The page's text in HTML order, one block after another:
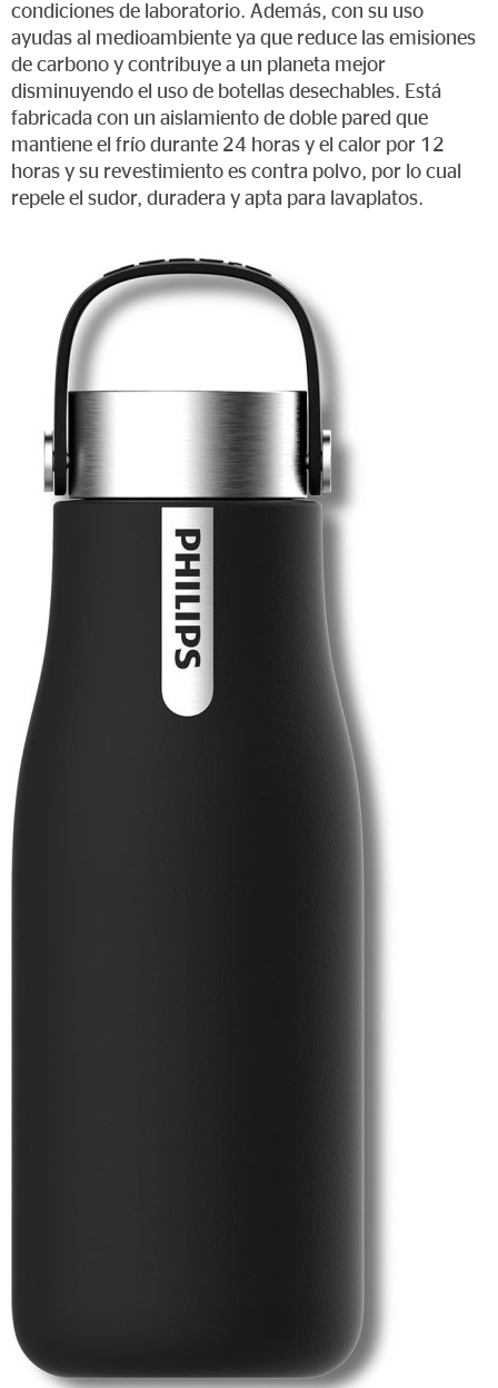
condiciones de laboratorio. Además, con su uso
ayudas al medioambiente ya que reduce las emisiones
de carbono y contribuye a un planeta mejor
disminuyendo el uso de botellas desechables. Está
fabricada con un aislamiento de doble pared que
mantiene el frío durante 24 horas y el calor por 12
horas y su revestimiento es contra polvo, por lo cual
repele el sudor, duradera y apta para lavaplatos.